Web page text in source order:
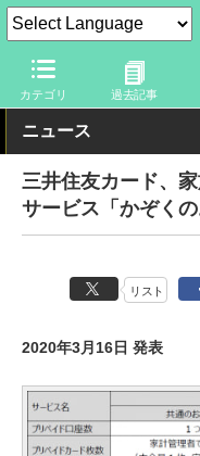
カテゴリ 過去記事
トラベル Watch 旅の情報
ニュース
三井住友カード、
サービス「かぞくの
リスト
2020年3月16日 発表